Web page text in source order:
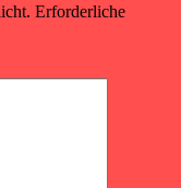
Erforderliche